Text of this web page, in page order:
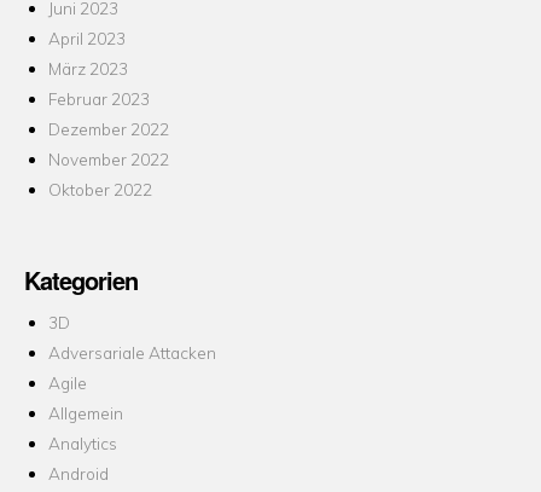
Juni 2023
April 2023
März 2023
Februar 2023
Dezember 2022
November 2022
Oktober 2022
Kategorien
3D
Adversariale Attacken
Agile
Allgemein
Analytics
Android